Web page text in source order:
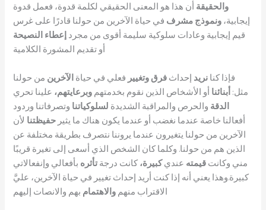
والحقيقة أن هذا هو المعنى الحقيقي لكلمة قدوة، فعمل قدوة
إيجابية، ونموذج مشرف في حياة الآخرين من حولنا قادرًا على غرس
قيم إيجابية وعادات سلوكية سليمة أقوى من مجرد إعطاء النصيحة
أو تقديم المشورة الكلامية
فإذا كنا نريد إحداث فرق وتغيير فعلي في حياة الآخرين من حولنا
مثل: أبنائنا أو الأشخاص الذين نقوم بخدمتهم وبرعايتهم، علينا تحري
الدقة والحرص والمراقبة الشديدة لسلوكياتنا وتصرفاتنا وردود
أفعالنا خاصة عندما نغضب أو عندما يكون هناك ما يثير حفيظتنا لأن
الآخرين من حولنا يتغيرون عندما يروننا نتصرف بطريقة مختلفة عن
الذين هم من حولنا. وكلما كان الشخص الذي أسعى إلى تغيرة قريبًا
مني وكانت قيمته عنديكبيرة، كانت درجةتأثره بأفعالي وإنفعالاتي
كبيرة.وهذا يعني أنه إذا كنت أريد إحداث تغيير في حياة الآخرين، عليَّ
الاقتراب منهم والاهتمام بهم والانصات إليهم